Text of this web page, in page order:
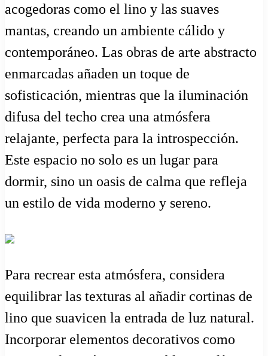
acogedoras como el lino y las suaves
mantas, creando un ambiente cálido y
contemporáneo. Las obras de arte abstracto
enmarcadas añaden un toque de
sofisticación, mientras que la iluminación
difusa del techo crea una atmósfera
relajante, perfecta para la introspección.
Este espacio no solo es un lugar para
dormir, sino un oasis de calma que refleja
un estilo de vida moderno y sereno.
Para recrear esta atmósfera, considera
equilibrar las texturas al añadir cortinas de
lino que suavicen la entrada de luz natural.
Incorporar elementos decorativos como